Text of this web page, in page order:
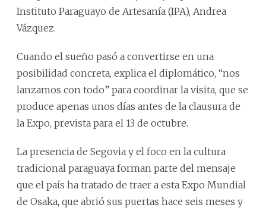
Instituto Paraguayo de Artesanía (IPA), Andrea
Vázquez.
Cuando el sueño pasó a convertirse en una
posibilidad concreta, explica el diplomático, “nos
lanzamos con todo” para coordinar la visita, que se
produce apenas unos días antes de la clausura de
la Expo, prevista para el 13 de octubre.
La presencia de Segovia y el foco en la cultura
tradicional paraguaya forman parte del mensaje
que el país ha tratado de traer a esta Expo Mundial
de Osaka, que abrió sus puertas hace seis meses y